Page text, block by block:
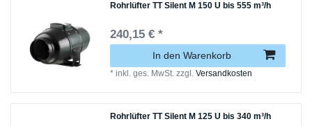
Rohrlüfter TT Silent M 150 U bis 555 m³/h
240,15 € *
In den Warenkorb
*inkl. ges. MwSt. zzgl.Versandkosten
Rohrlüfter TT Silent M 125 U bis 340 m³/h